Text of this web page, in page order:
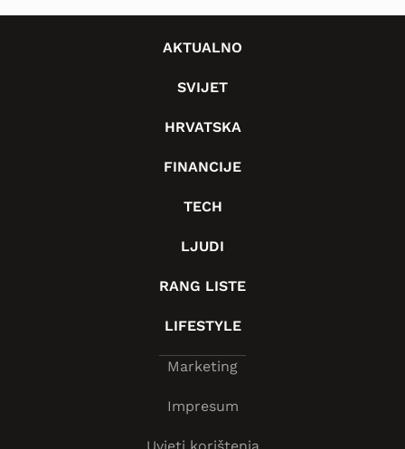
AKTUALNO
SVIJET
HRVATSKA
FINANCIJE
TECH
LJUDI
RANG LISTE
LIFESTYLE
Marketing
Impresum